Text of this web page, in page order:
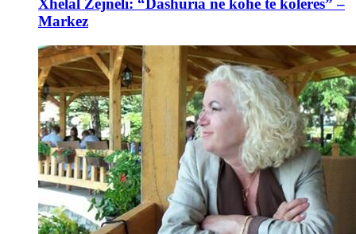
Xhelal Zejneli: “Dashuria në kohë të kolerës” –
Markez